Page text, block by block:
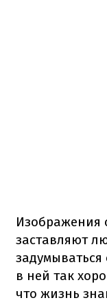
Изображения
заставляют
в ней так
что жизнь